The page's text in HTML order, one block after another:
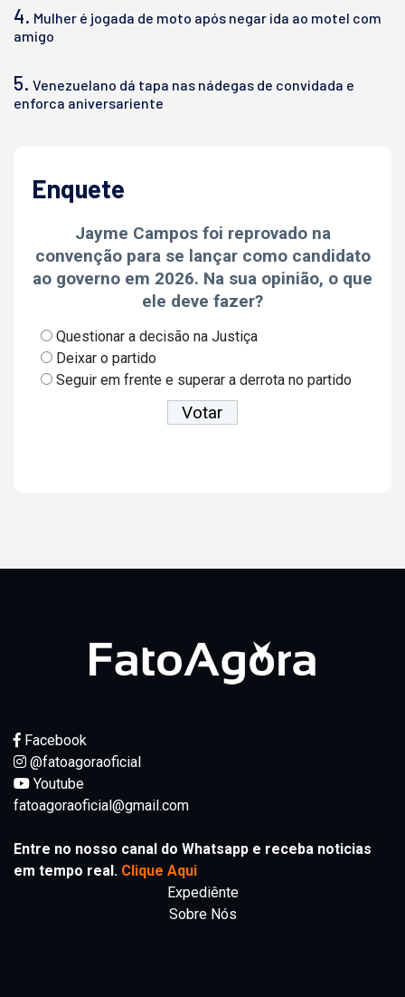
4. Mulher é jogada de moto após negar ida ao motel com
amigo
5. Venezuelano dá tapa nas nádegas de convidada e
enforca aniversariente
Enquete
Jayme Campos foi reprovado na
convenção para se lançar como candidato
ao governo em 2026. Na sua opinião, o que
ele deve fazer?
Questionar a decisão na Justiça
Deixar o partido
Seguir em frente e superar a derrota no partido
Facebook
@fatoagoraoficial
Youtube
fatoagoraoficial@gmail.com
Entre no nosso canal do Whatsapp e receba noticias
em tempo real. Clique Aqui
Expediênte
Sobre Nós